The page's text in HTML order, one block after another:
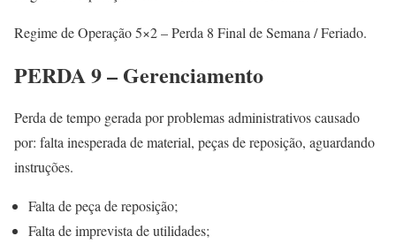
Regime de Operação 5×2 – Perda 8 Final de Semana / Feriado.
PERDA 9 – Gerenciamento
Perda de tempo gerada por problemas administrativos causado
por: falta inesperada de material, peças de reposição, aguardando
instruções.
Falta de peça de reposição;
Falta de imprevista de utilidades;